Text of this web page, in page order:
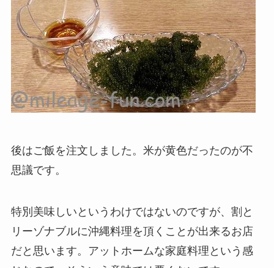
後はご飯を注文しました。米が黄色だったのが不
思議です。
特別美味しいというわけではないのですが、割と
リーゾナブルに沖縄料理を頂くことが出来るお店
だと思います。アットホームな家庭料理という感